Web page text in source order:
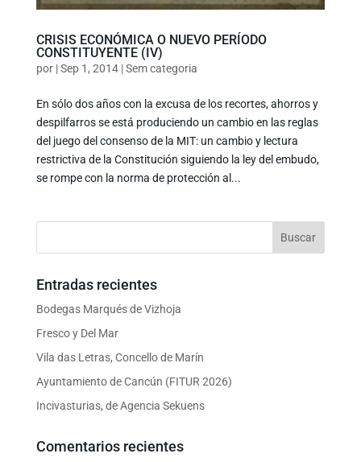
CRISIS ECONÓMICA O NUEVO PERÍODO
CONSTITUYENTE (IV)
por |Sep 1, 2014|Sem categoria
En sólo dos años con la excusa de los recortes, ahorros y
despilfarros se está produciendo un cambio en las reglas
del juego del consenso de la MIT: un cambio y lectura
restrictiva de la Constitución siguiendo la ley del embudo,
se rompe con la norma de protección al...
Entradas recientes
Bodegas Marqués de Vizhoja
Fresco y Del Mar
Vila das Letras, Concello de Marín
Ayuntamiento de Cancún (FITUR 2026)
Incivasturias, de Agencia Sekuens
Comentarios recientes